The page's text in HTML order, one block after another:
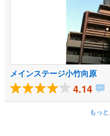
メインステージ小竹向原
4.14
もっ